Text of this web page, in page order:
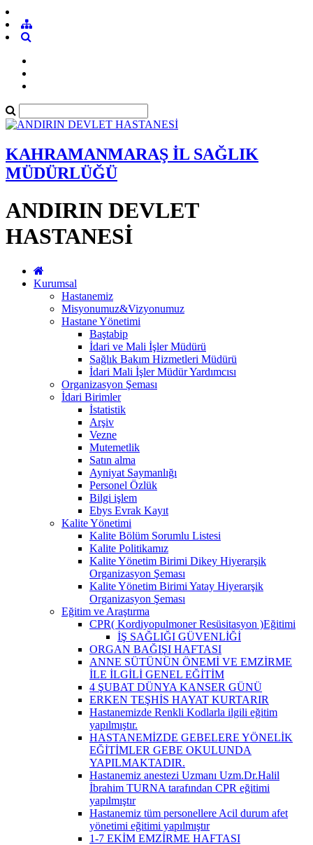
KAHRAMANMARAŞ İL SAĞLIK
MÜDÜRLÜĞÜ
ANDIRIN DEVLET
HASTANESİ
Kurumsal
Hastanemiz
Misyonumuz&Vizyonumuz
Hastane Yönetimi
Baştabip
İdari ve Mali İşler Müdürü
Sağlık Bakım Hizmetleri Müdürü
İdari Mali İşler Müdür Yardımcısı
Organizasyon Şeması
İdari Birimler
İstatistik
Arşiv
Vezne
Mutemetlik
Satın alma
Ayniyat Saymanlığı
Personel Özlük
Bilgi işlem
Ebys Evrak Kayıt
Kalite Yönetimi
Kalite Bölüm Sorumlu Listesi
Kalite Politikamız
Kalite Yönetim Birimi Dikey Hiyerarşik
Organizasyon Şeması
Kalite Yönetim Birimi Yatay Hiyerarşik
Organizasyon Şeması
Eğitim ve Araştırma
CPR( Kordiyopulmoner Resüsitasyon )Eğitimi
İŞ SAĞLIĞI GÜVENLİĞİ
ORGAN BAĞIŞI HAFTASI
ANNE SÜTÜNÜN ÖNEMİ VE EMZİRME
İLE İLGİLİ GENEL EĞİTİM
4 ŞUBAT DÜNYA KANSER GÜNÜ
ERKEN TEŞHİS HAYAT KURTARIR
Hastanemizde Renkli Kodlarla ilgili eğitim
yapılmıştır.
HASTANEMİZDE GEBELERE YÖNELİK
EĞİTİMLER GEBE OKULUNDA
YAPILMAKTADIR.
Hastanemiz anestezi Uzmanı Uzm.Dr.Halil
İbrahim TURNA tarafından CPR eğitimi
yapılmıştır
Hastanemiz tüm personellere Acil durum afet
yönetimi eğitimi yapılmıştır
1-7 EKİM EMZİRME HAFTASI